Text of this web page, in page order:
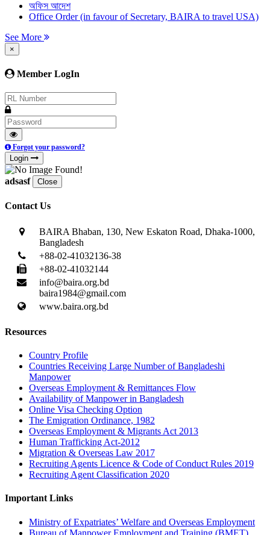
অফিস আদেশ
Office Order (in favour of Secretary, BAIRA to travel USA)
See More
×
Member LogIn
Forgot your password?
Login
adsasf Close
Contact Us
BAIRA Bhaban, 130, New Eskaton Road, Dhaka-1000,
Bangladesh
+88-02-41032136-38
+88-02-41032144
info@baira.org.bd
baira1984@gmail.com
www.baira.org.bd
Resources
Country Profile
Countries Receiving Large Number of Bangladeshi
Manpower
Overseas Employment & Remittances Flow
Availability of Manpower in Bangladesh
Online Visa Checking Option
The Emigration Ordinance, 1982
Overseas Employment & Migrants Act 2013
Human Trafficking Act-2012
Migration & Overseas Law 2017
Recruiting Agents Licence & Code of Conduct Rules 2019
Recruiting Agent Classification 2020
Important Links
Ministry of Expatriates’ Welfare and Overseas Employment
Bureau of Manpower Employment and Training (BMET)